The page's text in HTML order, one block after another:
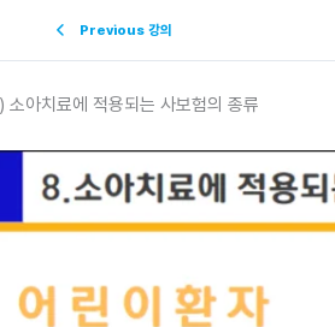
Previous 강의
소아치료에 적용되는 사보험의 종류